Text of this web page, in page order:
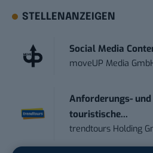
STELLENANZEIGEN
Social Media
moveUP Media
Anforderungs-
touristische...
trendtours Holding